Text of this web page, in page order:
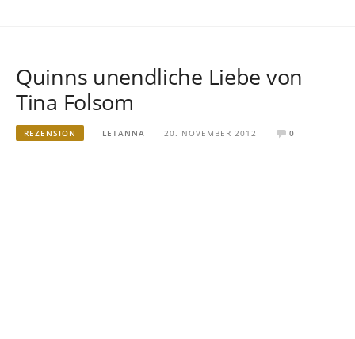
Quinns unendliche Liebe von
Tina Folsom
REZENSION LETANNA 20. NOVEMBER 2012 0